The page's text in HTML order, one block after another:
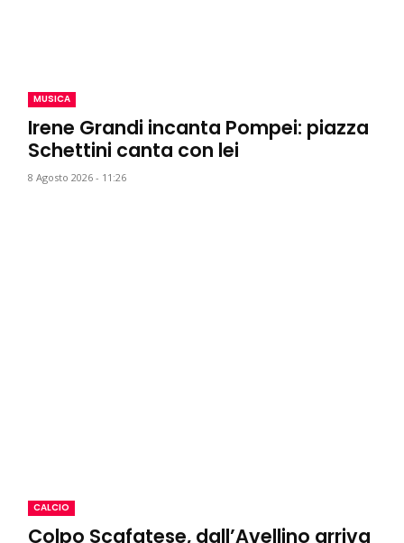
MUSICA
Irene Grandi incanta Pompei: piazza
Schettini canta con lei
8 Agosto 2026 - 11:26
CALCIO
Colpo Scafatese, dall’Avellino arriva